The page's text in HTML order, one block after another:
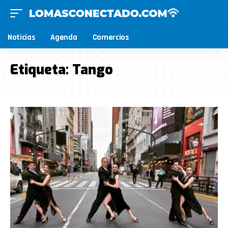
Noticias Agenda Comercios
Etiqueta:Tango